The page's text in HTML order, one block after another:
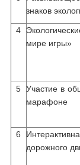
знаков
4
мире игры»
5 Участие в
марафоне
6
дорожного